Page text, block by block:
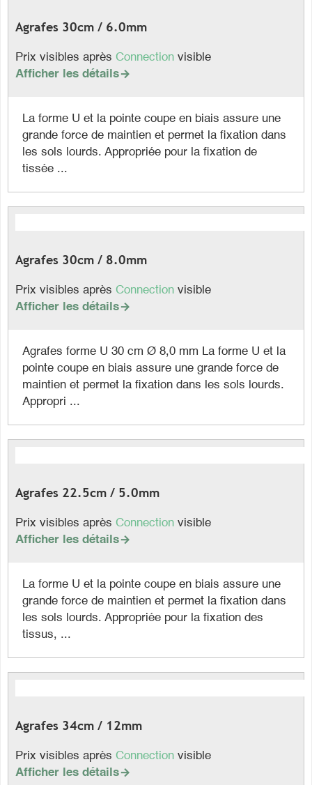
Agrafes 30cm / 6.0mm
Prix visibles après Connection visible
Afficher les détails
La forme U et la pointe coupe en biais assure une
grande force de maintien et permet la fixation dans
les sols lourds. Appropriée pour la fixation de
tissée ...
Agrafes 30cm / 8.0mm
Prix visibles après Connection visible
Afficher les détails
Agrafes forme U 30 cm Ø 8,0 mm La forme U et la
pointe coupe en biais assure une grande force de
maintien et permet la fixation dans les sols lourds.
Appropri ...
Agrafes 22.5cm / 5.0mm
Prix visibles après Connection visible
Afficher les détails
La forme U et la pointe coupe en biais assure une
grande force de maintien et permet la fixation dans
les sols lourds. Appropriée pour la fixation des
tissus, ...
Agrafes 34cm / 12mm
Prix visibles après Connection visible
Afficher les détails